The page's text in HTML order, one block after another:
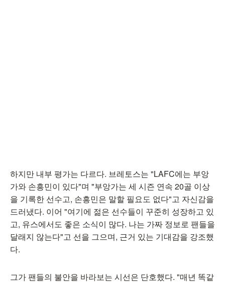
하지만 내부 평가는 다르다. 브레토스는 "LAFC에는 부앙
가와 손흥민이 있다"며 "부앙가는 세 시즌 연속 20골 이상
을 기록한 선수고, 손흥민은 말할 필요도 없다"고 자신감을
드러냈다. 이어 "여기에 젊은 선수들이 꾸준히 성장하고 있
고, 유스에서도 좋은 소식이 많다. 나는 가짜 정보로 팬들을
달래지 않는다"고 선을 그으며, 근거 있는 기대감을 강조했
다.
그가 팬들의 불안을 바라보는 시선은 단호했다. "매년 똑같